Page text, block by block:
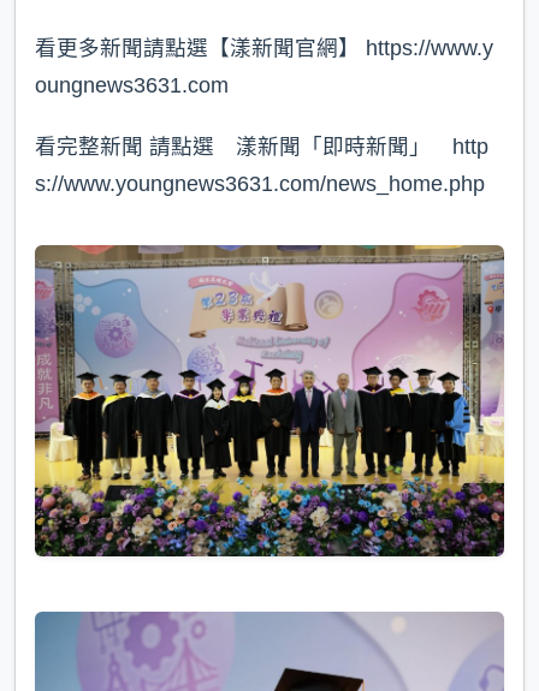
看更多新聞請點選【漾新聞官網】 https://www.y
oungnews3631.com⁠
看完整新聞 請點選 漾新聞「即時新聞」 http
s://www.youngnews3631.com/news_home.php⁠